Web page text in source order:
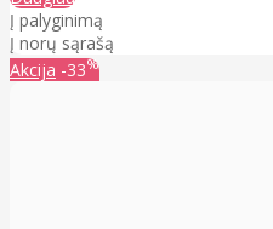
Į palyginimą
Į norų sąrašą
Akcija -33%